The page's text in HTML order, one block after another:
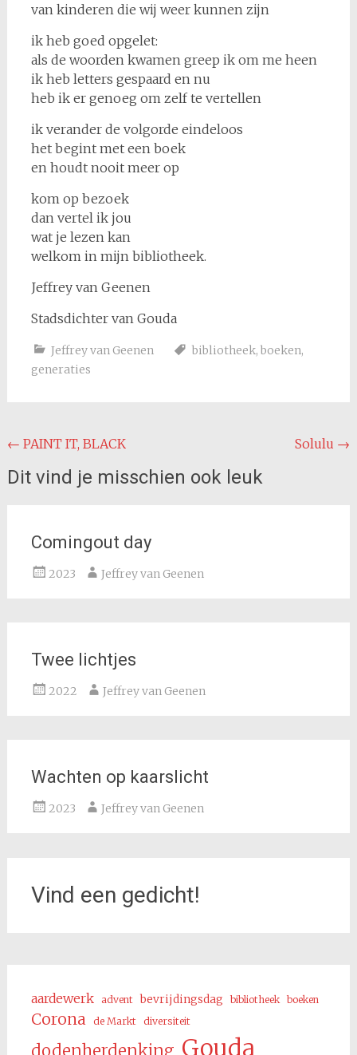
van kinderen die wij weer kunnen zijn
ik heb goed opgelet:
als de woorden kwamen greep ik om me heen
ik heb letters gespaard en nu
heb ik er genoeg om zelf te vertellen
ik verander de volgorde eindeloos
het begint met een boek
en houdt nooit meer op
kom op bezoek
dan vertel ik jou
wat je lezen kan
welkom in mijn bibliotheek.
Jeffrey van Geenen
Stadsdichter van Gouda
Jeffrey van Geenen bibliotheek, boeken,
generaties
Bericht
navigatie
← PAINT IT, BLACK Solulu →
Dit vind je misschien ook leuk
Comingout day
2023 Jeffrey van Geenen
Twee lichtjes
2022 Jeffrey van Geenen
Wachten op kaarslicht
2023 Jeffrey van Geenen
Vind een gedicht!
aardewerk advent bevrijdingsdag bibliotheek boeken
Corona de Markt diversiteit
Gouda